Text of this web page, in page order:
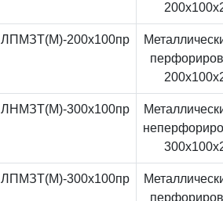
ЛПМЗТ(М)-200x100пр
ЛНМЗТ(М)-300x100пр
ЛПМЗТ(М)-300x100пр